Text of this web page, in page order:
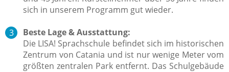
sich in unserem Programm gut wieder.
Beste Lage & Ausstattung:
Die LISA! Sprachschule befindet sich im historischen
Zentrum von Catania und ist nur wenige Meter vom
größten zentralen Park entfernt. Das Schulgebäude